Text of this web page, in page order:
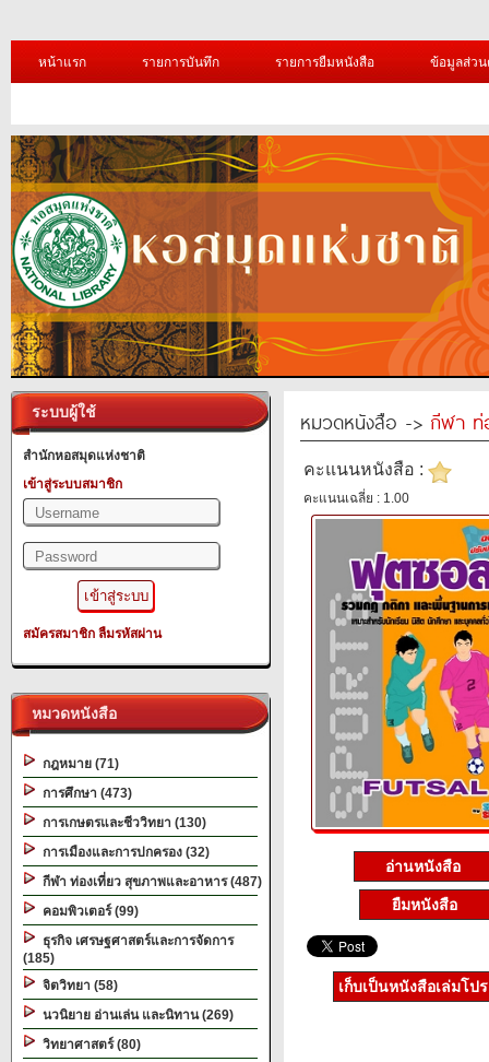
หน้าแรก รายการบันทึก รายการยืมหนังสือ ข้อมูลส่ว
ระบบผู้ใช้
สำนักหอสมุดแห่งชาติ
เข้าสู่ระบบสมาชิก
สมัครสมาชิก ลืมรหัสผ่าน
หมวดหนังสือ
กฎหมาย (71)
การศึกษา (473)
การเกษตรและชีววิทยา (130)
การเมืองและการปกครอง (32)
กีฬา ท่องเที่ยว สุขภาพและอาหาร (487)
คอมพิวเตอร์ (99)
ธุรกิจ เศรษฐศาสตร์และการจัดการ
(185)
จิตวิทยา (58)
นวนิยาย อ่านเล่น และนิทาน (269)
วิทยาศาสตร์ (80)
หมวดหนังสือ -> กีฬา ท่
คะแนนหนังสือ :
คะแนนเฉลี่ย : 1.00
อ่านหนังสือ
ยืมหนังสือ
เก็บเป็นหนังสือเล่มโป